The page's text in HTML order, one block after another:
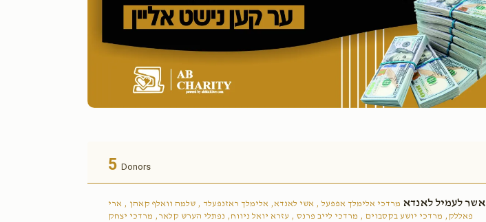
5 Donors
אשר לעמיל לאנדא מרדכי אלימלך אפפעל , אשי לאנדא, אלימלך ראזנפעלד , שלמה וואלף קאהן , ארי
פאללק, מרדכי יושע בקסבוים , מרדכי לייב פרנס , עזרא יואל ניווח, נפתלי הערש קלאר, מרדכי יצחק